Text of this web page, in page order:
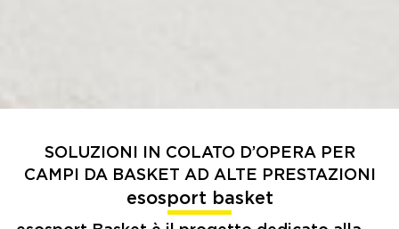
SOLUZIONI IN COLATO D’OPERA PER
CAMPI DA BASKET AD ALTE PRESTAZIONI
esosport basket